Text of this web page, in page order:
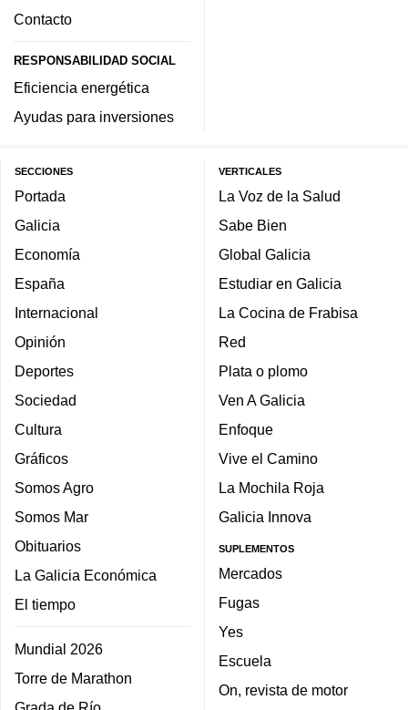
Contacto
RESPONSABILIDAD SOCIAL
Eficiencia energética
Ayudas para inversiones
SECCIONES
Portada
Galicia
Economía
España
Internacional
Opinión
Deportes
Sociedad
Cultura
Gráficos
Somos Agro
Somos Mar
Obituarios
La Galicia Económica
El tiempo
Mundial 2026
Torre de Marathon
VERTICALES
La Voz de la Salud
Sabe Bien
Global Galicia
Estudiar en Galicia
La Cocina de Frabisa
Red
Plata o plomo
Ven A Galicia
Enfoque
Vive el Camino
La Mochila Roja
Galicia Innova
SUPLEMENTOS
Mercados
Fugas
Yes
Escuela
On, revista de motor